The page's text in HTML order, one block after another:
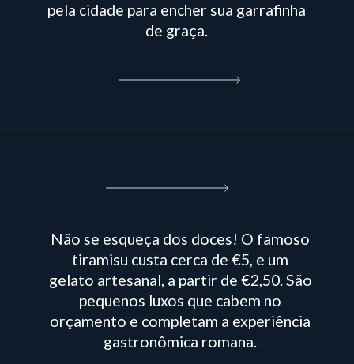
pela cidade para encher sua garrafinha
de graça.
Não se esqueça dos doces! O famoso
tiramisu custa cerca de €5, e um
gelato artesanal, a partir de €2,50. São
pequenos luxos que cabem no
orçamento e completam a experiência
gastronômica romana.